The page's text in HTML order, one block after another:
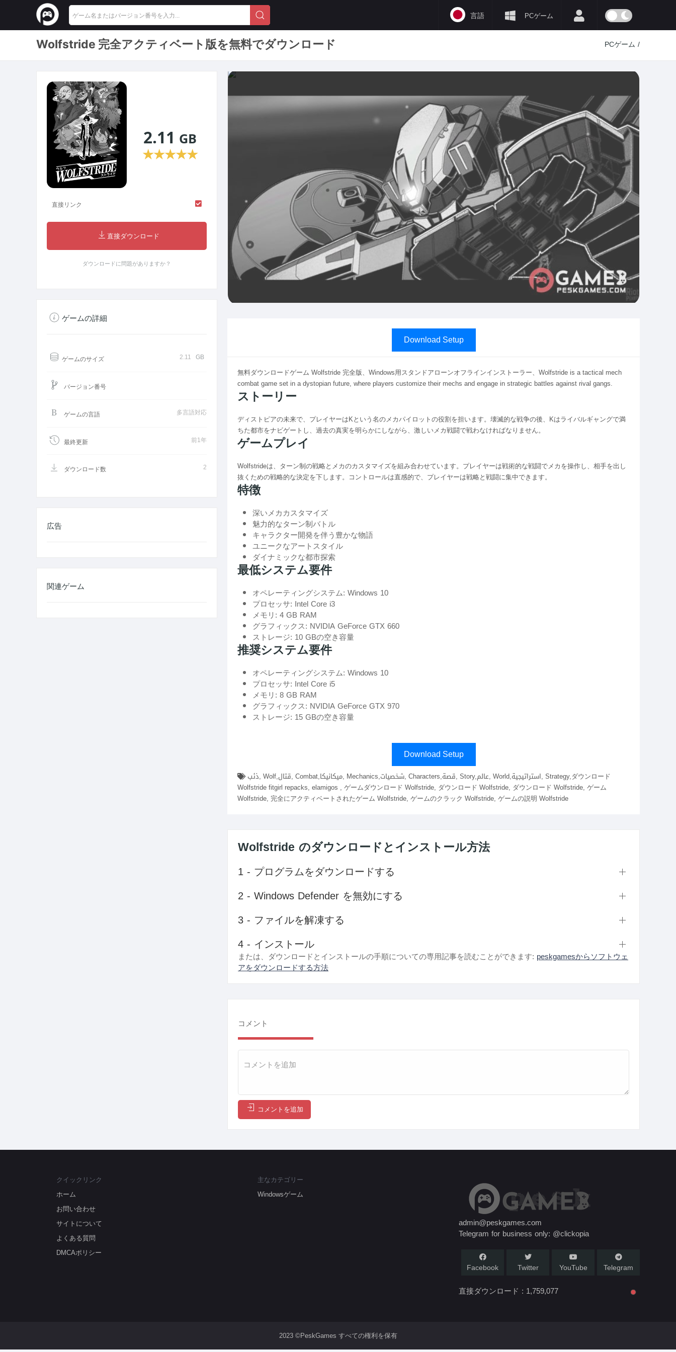
PCゲーム
言語
Wolfstride 完全アクティベート版を無料でダウンロード PCゲーム /
Download Setup
無料ダウンロードゲーム Wolfstride 完全版、Windows用スタンドアローンオフラインインストーラー、Wolfstride is a tactical mech
combat game set in a dystopian future, where players customize their mechs and engage in strategic battles against rival gangs.
ストーリー
ディストピアの未来で、プレイヤーはKという名のメカパイロットの役割を担います。壊滅的な戦争の後、Kはライバルギャングで満
ちた都市をナビゲートし、過去の真実を明らかにしながら、激しいメカ戦闘で戦わなければなりません。
ゲームプレイ
Wolfstrideは、ターン制の戦略とメカのカスタマイズを組み合わせています。プレイヤーは戦術的な戦闘でメカを操作し、相手を出し
抜くための戦略的な決定を下します。コントロールは直感的で、プレイヤーは戦略と戦闘に集中できます。
特徴
深いメカカスタマイズ
魅力的なターン制バトル
キャラクター開発を伴う豊かな物語
ユニークなアートスタイル
ダイナミックな都市探索
最低システム要件
オペレーティングシステム: Windows 10
プロセッサ: Intel Core i3
メモリ: 4 GB RAM
グラフィックス: NVIDIA GeForce GTX 660
ストレージ: 10 GBの空き容量
推奨システム要件
オペレーティングシステム: Windows 10
プロセッサ: Intel Core i5
メモリ: 8 GB RAM
グラフィックス: NVIDIA GeForce GTX 970
ストレージ: 15 GBの空き容量
Download Setup
Wolfstride fitgirl repacks, elamigos , ゲームダウンロード Wolfstride, ダウンロード Wolfstride, ダウンロード Wolfstride, ゲーム
Wolfstride, 完全にアクティベートされたゲーム Wolfstride, ゲームのクラック Wolfstride, ゲームの説明 Wolfstride
Wolfstride のダウンロードとインストール方法
1 - プログラムをダウンロードする
2 - Windows Defender を無効にする
3 - ファイルを解凍する
4 - インストール
または、ダウンロードとインストールの手順についての専用記事を読むことができます: peskgamesからソフトウェ
アをダウンロードする方法
コメント
コメントを追加
2.11 GB
★★★★★
直接リンク
直接ダウンロード
ダウンロードに問題がありますか？
ゲームの詳細
ゲームのサイズ 2.11 GB
バージョン番号
ゲームの言語 多言語対応
最終更新 前1年
ダウンロード数 2
広告
関連ゲーム
クイックリンク
ホーム
お問い合わせ
サイトについて
よくある質問
DMCAポリシー
主なカテゴリー
Windowsゲーム
admin@peskgames.com
Telegram for business only: @clickopia
Facebook Twitter YouTube Telegram
直接ダウンロード : 1,759,077
2023 ©PeskGames すべての権利を保有